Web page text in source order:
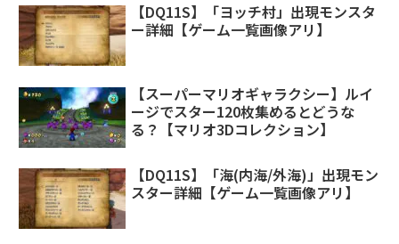
【DQ11S】「ヨッチ村」出現モンスタ
ー詳細【ゲーム一覧画像アリ】
【スーパーマリオギャラクシー】ルイ
ージでスター120枚集めるとどうな
る？【マリオ3Dコレクション】
【DQ11S】「海(内海/外海)」出現モン
スター詳細【ゲーム一覧画像アリ】